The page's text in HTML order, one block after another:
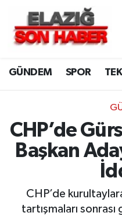
GÜNDEM SPOR
CHP’de
Başkan
CHP’de
tartışmaları
CANLI YAYIN
ASAYİŞ
BİLİM VE
DÜNYA
EĞİTİM
EKONOMİ
Merkez Hava
Merkez Trafik
Süper Lig Puan
Tüm Manşetler
Son Dakika
Haber Arşivi